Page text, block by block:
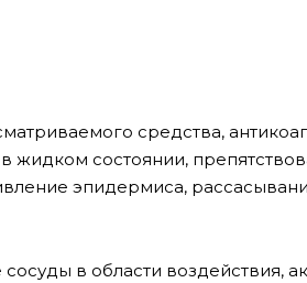
средства,
состоянии,
эпидермиса,
в области воздействия,